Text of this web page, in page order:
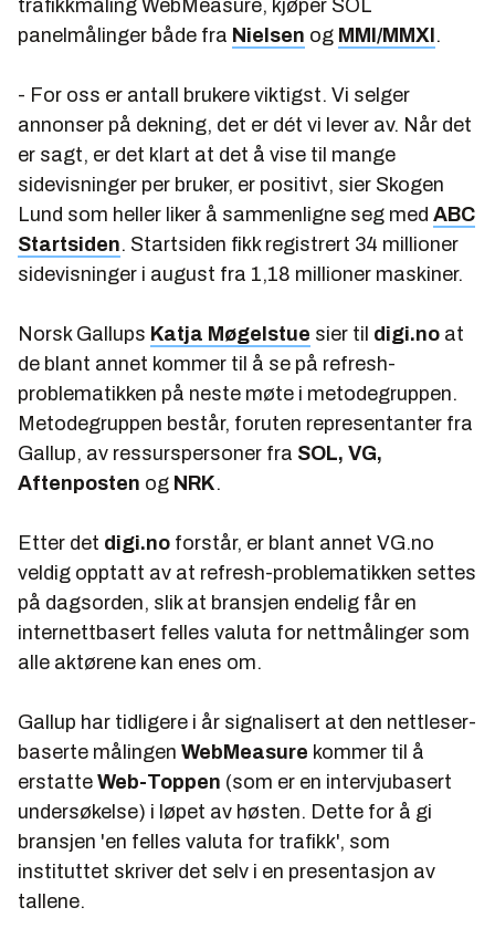
trafikkmåling WebMeasure, kjøper SOL
panelmålinger både fra Nielsen og MMI/MMXI .
- For oss er antall brukere viktigst. Vi selger
annonser på dekning, det er dét vi lever av. Når det
er sagt, er det klart at det å vise til mange
sidevisninger per bruker, er positivt, sier Skogen
Lund som heller liker å sammenligne seg med ABC
Startsiden. Startsiden fikk registrert 34 millioner
sidevisninger i august fra 1,18 millioner maskiner.
Norsk Gallups Katja Møgelstue sier til digi.no at
de blant annet kommer til å se på refresh-
problematikken på neste møte i metodegruppen.
Metodegruppen består, foruten representanter fra
Gallup, av ressurspersoner fra SOL, VG,
Aftenposten og NRK.
Etter det digi.no forstår, er blant annet VG.no
veldig opptatt av at refresh-problematikken settes
på dagsorden, slik at bransjen endelig får en
internettbasert felles valuta for nettmålinger som
alle aktørene kan enes om.
Gallup har tidligere i år signalisert at den nettleser-
baserte målingen WebMeasure kommer til å
erstatte Web-Toppen (som er en intervjubasert
undersøkelse) i løpet av høsten. Dette for å gi
bransjen 'en felles valuta for trafikk', som
instituttet skriver det selv i en presentasjon av
tallene.